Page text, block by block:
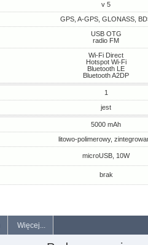
v 5
GPS, A-GPS, GLONASS,
USB OTG
radio FM
Wi-Fi Direct
Hotspot Wi-Fi
Bluetooth LE
Bluetooth A2DP
1
jest
5000 mAh
litowo-polimerowy,
microUSB, 10W
brak
Więcej...